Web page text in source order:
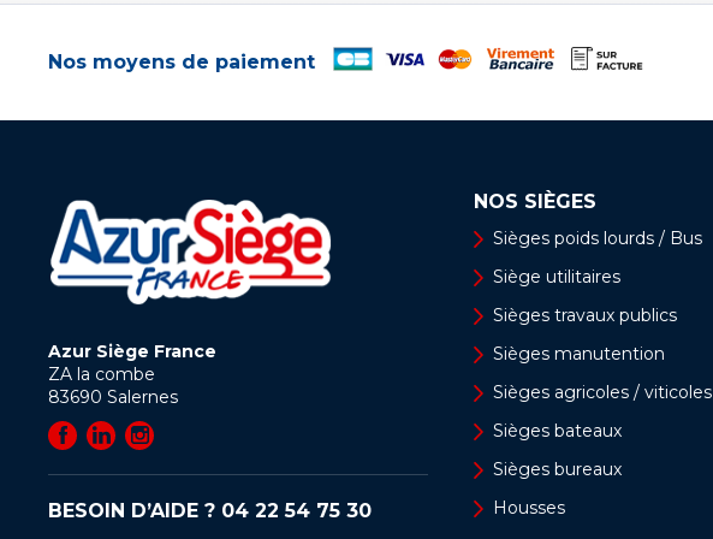
Nos moyens de paiement
Azur Siège France
ZA la combe
83690 Salernes
BESOIN D’AIDE ? 04 22 54 75 30
NOS SIÈGES
Sièges poids lourds / Bus
Siège utilitaires
Sièges travaux publics
Sièges manutention
Sièges agricoles / viticoles
Sièges bateaux
Sièges bureaux
Housses